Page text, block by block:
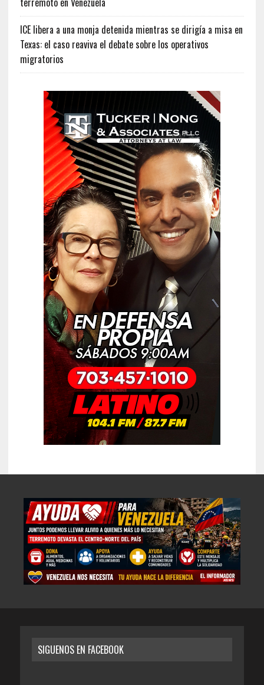
ICE libera a una monja detenida mientras se dirigía a misa en
Texas: el caso reaviva el debate sobre los operativos
migratorios
SIGUENOS EN FACEBOOK